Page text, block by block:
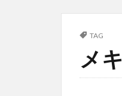
TAG
メ